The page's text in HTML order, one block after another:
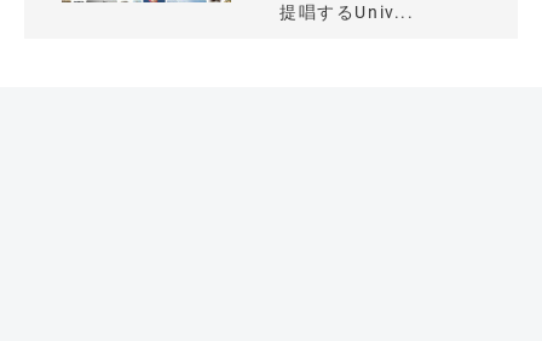
提唱するUniv...